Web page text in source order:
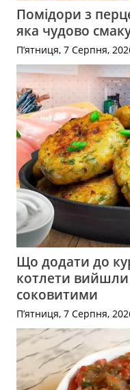
Помідори з
яка чудово
П’ятниця, 7 Серпня,
Що додати до
котлети
соковитими
П’ятниця, 7 Серпня,